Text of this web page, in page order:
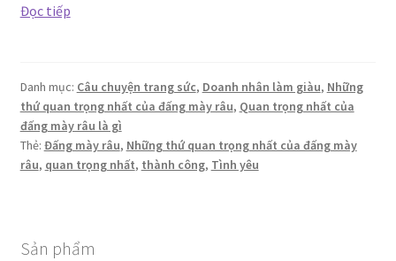
Đọc tiếpNhững
nhất
của
đấng
mày
Danh mục: Câu chuyện trang sức, Doanh nhân làm giàu, Những
thứ quan trọng nhất của đấng mày râu, Quan trọng nhất của
đấng mày râu là gì
Thẻ: Đấng mày râu, Những thứ quan trọng nhất của đấng mày
râu, quan trọng nhất, thành công, Tình yêu
Sản phẩm